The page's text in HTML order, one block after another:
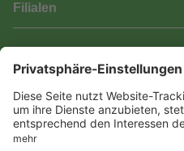
Filialen
Barrierefreiheit
Wir bemühen uns, unsere
Einige Inhalte und Funktionen
vollständig zugänglich. Wenn
benötigen, kontaktieren Sie uns
Vertrag